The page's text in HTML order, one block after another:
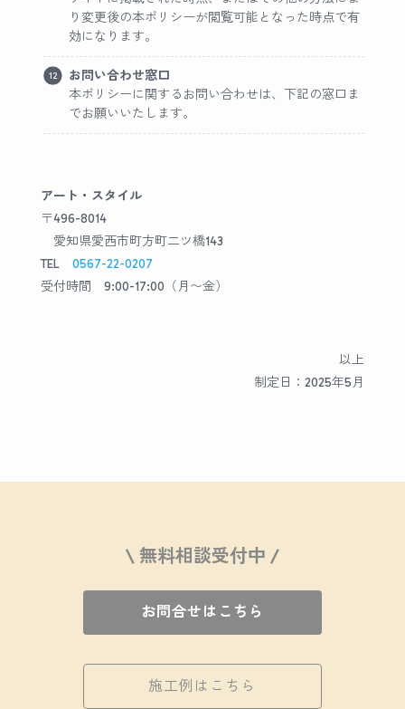
り変更後の本ポリシーが閲覧可能となった時点で有
効になります。
お問い合わせ窓口
本ポリシーに関するお問い合わせは、下記の窓口ま
でお願いいたします。
アート・スタイル
〒496-8014
愛知県愛西市町方町二ツ橋143
TEL 0567-22-0207
受付時間 9:00-17:00（月〜金）
以上
制定日：2025年5月
\ 無料相談受付中 /
お問合せはこちら
施工例はこちら